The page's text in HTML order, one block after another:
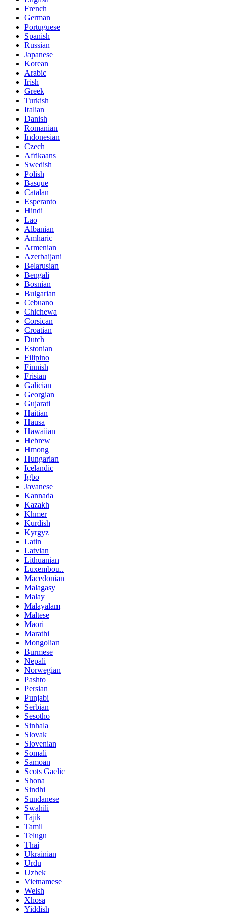
French
German
Portuguese
Spanish
Russian
Japanese
Korean
Arabic
Irish
Greek
Turkish
Italian
Danish
Romanian
Indonesian
Czech
Afrikaans
Swedish
Polish
Basque
Catalan
Esperanto
Hindi
Lao
Albanian
Amharic
Armenian
Azerbaijani
Belarusian
Bengali
Bosnian
Bulgarian
Cebuano
Chichewa
Corsican
Croatian
Dutch
Estonian
Filipino
Finnish
Frisian
Galician
Georgian
Gujarati
Haitian
Hausa
Hawaiian
Hebrew
Hmong
Hungarian
Icelandic
Igbo
Javanese
Kannada
Kazakh
Khmer
Kurdish
Kyrgyz
Latin
Latvian
Lithuanian
Luxembou..
Macedonian
Malagasy
Malay
Malayalam
Maltese
Maori
Marathi
Mongolian
Burmese
Nepali
Norwegian
Pashto
Persian
Punjabi
Serbian
Sesotho
Sinhala
Slovak
Slovenian
Somali
Samoan
Scots Gaelic
Shona
Sindhi
Sundanese
Swahili
Tajik
Tamil
Telugu
Thai
Ukrainian
Urdu
Uzbek
Vietnamese
Welsh
Xhosa
Yiddish